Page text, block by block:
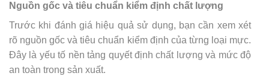
Nguồn gốc và tiêu chuẩn kiểm định chất lượng
Trước khi đánh giá hiệu quả sử dụng, bạn cần xem xét
rõ nguồn gốc và tiêu chuẩn kiểm định của từng loại mực.
Đây là yếu tố nền tảng quyết định chất lượng và mức độ
an toàn trong sản xuất.